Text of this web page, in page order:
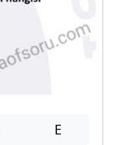
E